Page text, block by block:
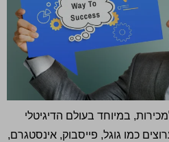
במיוחד בעולם הדיגיטלי
כמו גוגל, פייסבוק, אינסטגרם,